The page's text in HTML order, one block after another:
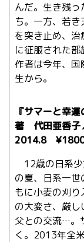
んだ。生き残
ち。一方、若
を突き止め、
に征服された
作者は今年、
生から。
『サマーと幸
著 代田亜香
2014.8
12歳の日系少
の夏、日系一
もに小麦の刈
の大変さ、厳
父との交流…。
く。2013年全